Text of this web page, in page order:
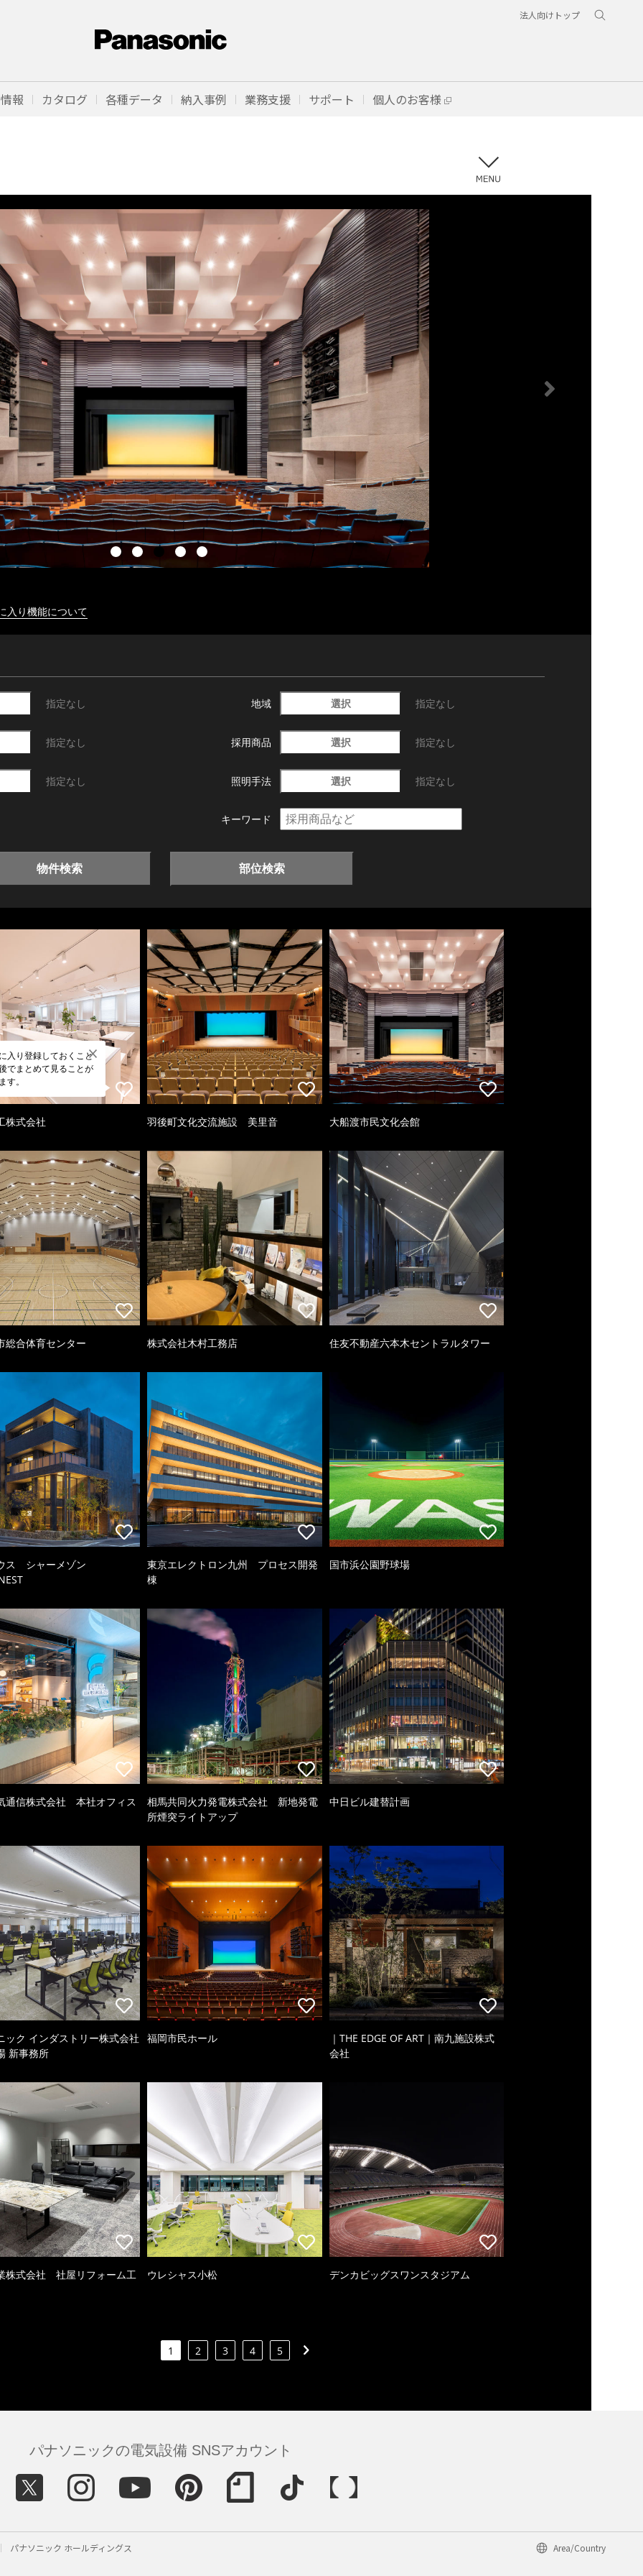
法人向けトップ
報 カタログ 各種データ 納入事例 業務支援 サポート 個人のお客様
入り機能について
指定なし 地域 選択 指定なし
指定なし 採用商品 選択 指定なし
指定なし 照明手法 選択 指定なし
キーワード
物件検索 部位検索
入り登録しておくこと
でまとめて見ることが
す。
株式会社 羽後町文化交流施設 美里音 大船渡市民文化会館
総合体育センター 株式会社木村工務店 住友不動産六本木セントラルタワー
ス シャーメゾン
東京エレクトロン九州 プロセス開発
棟
国市浜公園野球場
通信株式会社 本社オフィス
相馬共同火力発電株式会社 新地発電
所煙突ライトアップ
中日ビル建替計画
ック インダストリー株式会社
新事務所
福岡市民ホール
｜THE EDGE OF ART｜南九施設株式
会社
株式会社 社屋リフォーム工 ウレシャス小松 デンカビッグスワンスタジアム
1 2 3 4 5
パナソニックの電気設備 SNSアカウント
パナソニック ホールディングス Area/Country